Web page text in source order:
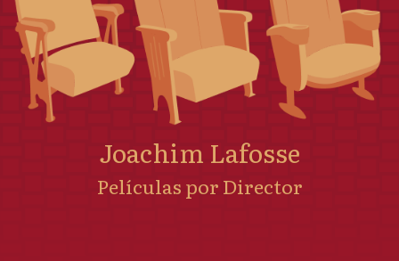
Joachim Lafosse
Películas por Director